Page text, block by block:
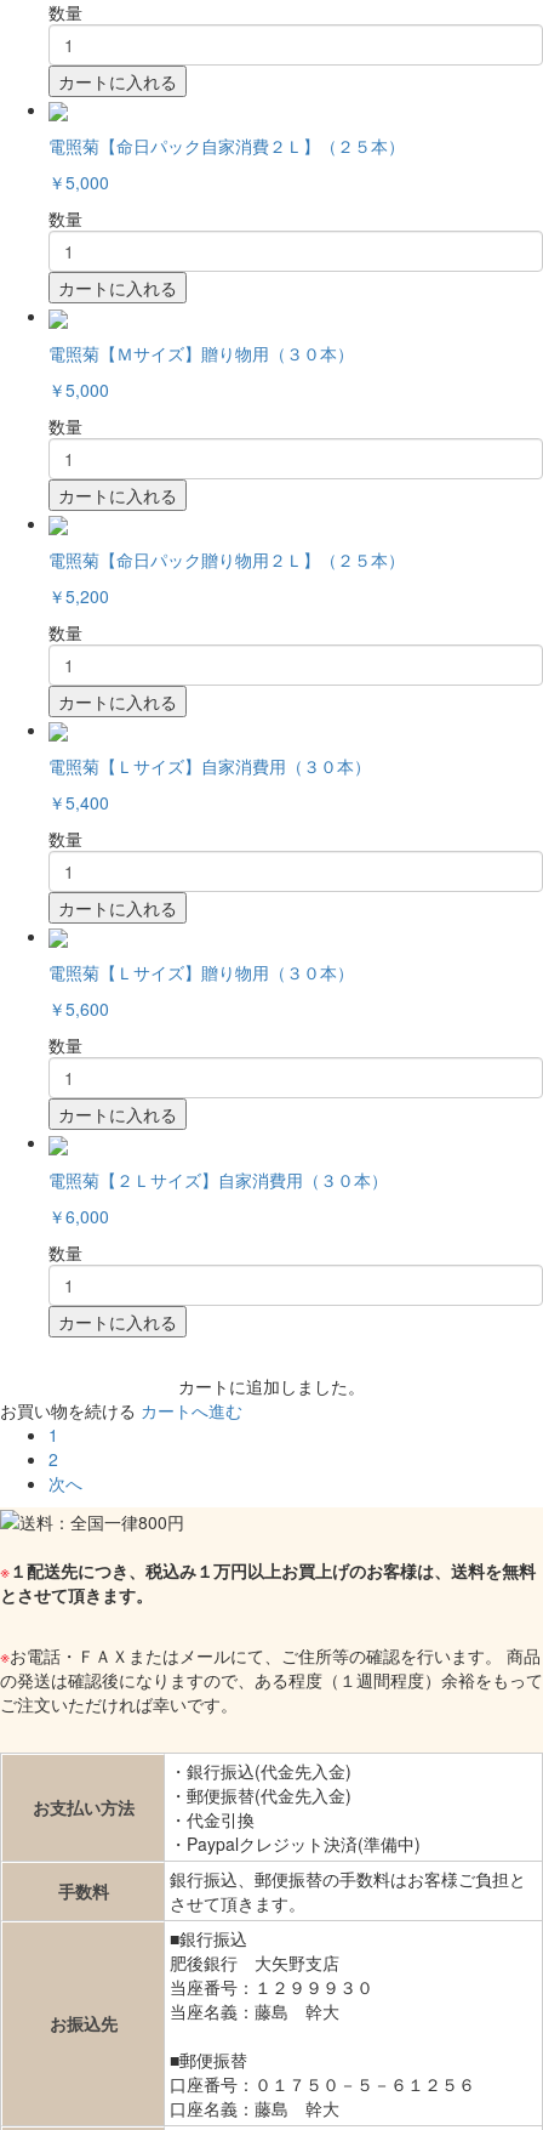
数量
カートに入れる
電照菊【命日パック自家消費２Ｌ】（２５本）
￥5,000
数量
カートに入れる
電照菊【Ｍサイズ】贈り物用（３０本）
￥5,000
数量
カートに入れる
電照菊【命日パック贈り物用２Ｌ】（２５本）
￥5,200
数量
カートに入れる
電照菊【Ｌサイズ】自家消費用（３０本）
￥5,400
数量
カートに入れる
電照菊【Ｌサイズ】贈り物用（３０本）
￥5,600
数量
カートに入れる
電照菊【２Ｌサイズ】自家消費用（３０本）
￥6,000
数量
カートに入れる
カートに追加しました。
お買い物を続ける カートへ進む
1
2
次へ
※１配送先につき、税込み１万円以上お買上げのお客様は、送料を無料
とさせて頂きます。
※お電話・ＦＡＸまたはメールにて、ご住所等の確認を行います。 商品
の発送は確認後になりますので、ある程度（１週間程度）余裕をもって
ご注文いただければ幸いです。
お支払い方法
・銀行振込(代金先入金)
・郵便振替(代金先入金)
・代金引換
・Paypalクレジット決済(準備中)
手数料
銀行振込、郵便振替の手数料はお客様ご負担と
させて頂きます。
お振込先
■銀行振込
肥後銀行 大矢野支店
当座番号：１２９９９３０
当座名義：藤島 幹大
■郵便振替
口座番号：０１７５０－５－６１２５６
口座名義：藤島 幹大